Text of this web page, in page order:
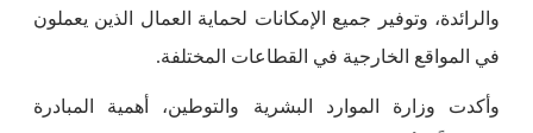
والرائدة، وتوفير جميع الإمكانات لحماية العمال الذين يعملون
في المواقع الخارجية في القطاعات المختلفة.
وأكدت وزارة الموارد البشرية والتوطين، أهمية المبادرة